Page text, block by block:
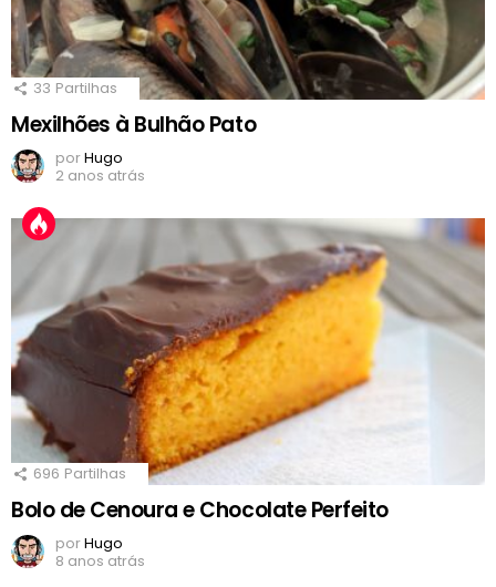
33 Partilhas
Mexilhões à Bulhão Pato
porHugo
2 anos atrás
696 Partilhas
Bolo de Cenoura e Chocolate Perfeito
porHugo
8 anos atrás